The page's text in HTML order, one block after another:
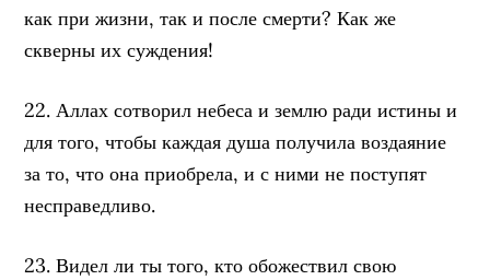
как при жизни, так и после смерти? Как же
скверны их суждения!
22. Аллах сотворил небеса и землю ради истины и
для того, чтобы каждая душа получила воздаяние
за то, что она приобрела, и с ними не поступят
несправедливо.
23. Видел ли ты того, кто обожествил свою